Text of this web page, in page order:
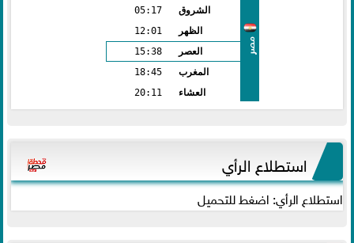
مصر
الشروق
05:17
الظهر
12:01
العصر
15:38
المغرب
18:45
العشاء
20:11
استطلاع الرأي
استطلاع الرأي: اضغط للتحميل